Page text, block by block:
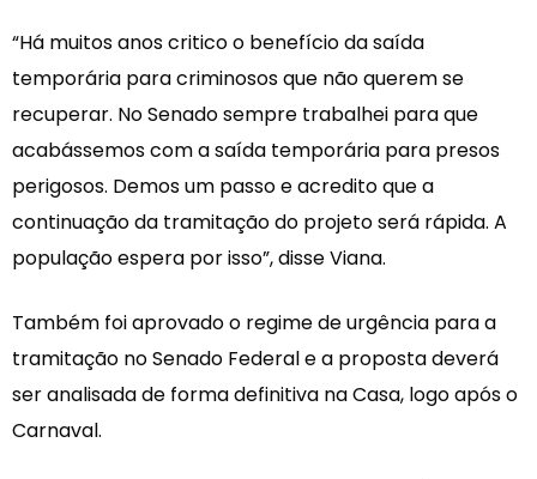
“Há muitos anos critico o benefício da saída
temporária para criminosos que não querem se
recuperar. No Senado sempre trabalhei para que
acabássemos com a saída temporária para presos
perigosos. Demos um passo e acredito que a
continuação da tramitação do projeto será rápida. A
população espera por isso”, disse Viana.
Também foi aprovado o regime de urgência para a
tramitação no Senado Federal e a proposta deverá
ser analisada de forma definitiva na Casa, logo após o
Carnaval.